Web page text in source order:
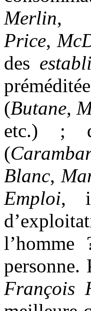
Merlin
Price,
des
(Butane,
etc.) ;
(
Blanc,
Emploi,
personne.
François